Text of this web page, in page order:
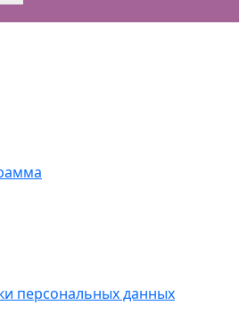
персональных данных